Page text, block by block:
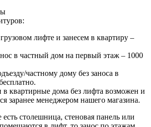
лифте и занесем в квартиру –
в частный дом на первый этаж – 1000
частному дому без заноса в
квартирные дома без лифта возможен и
заранее менеджером нашего магазина.
столешница, стеновая панель или